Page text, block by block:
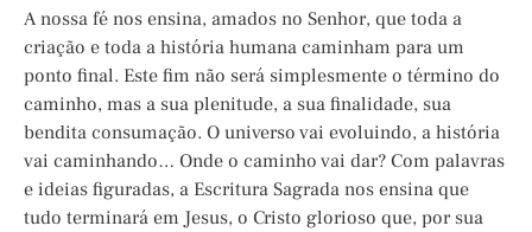
A nossa fé nos ensina, amados no Senhor, que toda a
criação e toda a história humana caminham para um
ponto final. Este fim não será simplesmente o término do
caminho, mas a sua plenitude, a sua finalidade, sua
bendita consumação. O universo vai evoluindo, a história
vai caminhando… Onde o caminho vai dar? Com palavras
e ideias figuradas, a Escritura Sagrada nos ensina que
tudo terminará em Jesus, o Cristo glorioso que, por sua